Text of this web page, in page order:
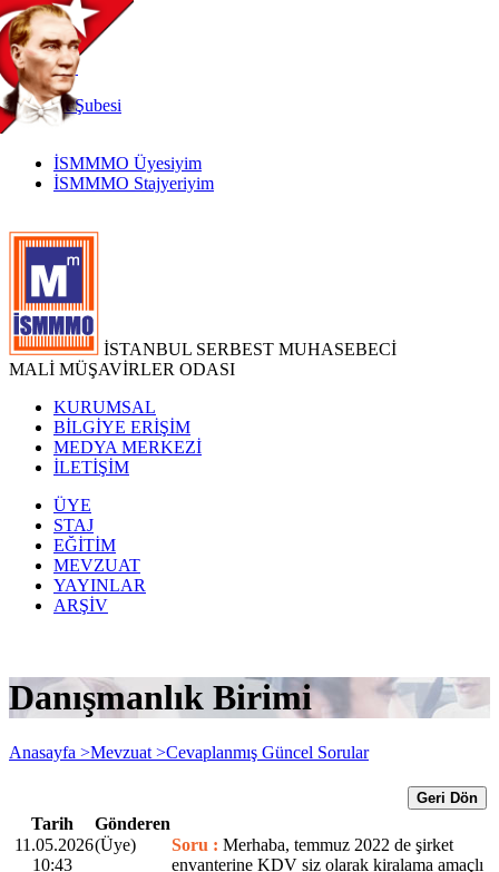
TR
|
EN
İnternetŞubesi
İSMMMO Üyesiyim
İSMMMO Stajyeriyim
İSTANBUL SERBEST MUHASEBECİ
MALİ MÜŞAVİRLER ODASI
KURUMSAL
BİLGİYE ERİŞİM
MEDYA MERKEZİ
İLETİŞİM
ÜYE
STAJ
EĞİTİM
MEVZUAT
YAYINLAR
ARŞİV
Danışmanlık Birimi
Anasayfa >Mevzuat >Cevaplanmış Güncel Sorular
Geri Dön
Tarih
Gönderen
11.05.2026
10:43
(Üye) Soru : Merhaba, temmuz 2022 de şirket
envanterine KDV siz olarak kiralama amaçlı